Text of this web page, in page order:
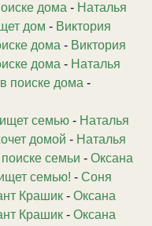
дома - Наталья
дом - Виктория
дома - Виктория
дома - Наталья
поиске дома -
семью - Наталья
домой - Наталья
семьи - Оксана
семью! - Соня
Крашик - Оксана
Крашик - Оксана